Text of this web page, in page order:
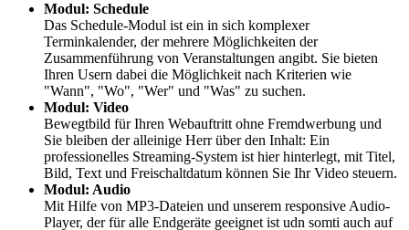
Modul: Schedule
Das Schedule-Modul ist ein in sich komplexer
Terminkalender, der mehrere Möglichkeiten der
Zusammenführung von Veranstaltungen angibt. Sie bieten
Ihren Usern dabei die Möglichkeit nach Kriterien wie
"Wann", "Wo", "Wer" und "Was" zu suchen.
Modul: Video
Bewegtbild für Ihren Webauftritt ohne Fremdwerbung und
Sie bleiben der alleinige Herr über den Inhalt: Ein
professionelles Streaming-System ist hier hinterlegt, mit Titel,
Bild, Text und Freischaltdatum können Sie Ihr Video steuern.
Modul: Audio
Mit Hilfe von MP3-Dateien und unserem responsive Audio-
Player, der für alle Endgeräte geeignet ist udn somti auch auf